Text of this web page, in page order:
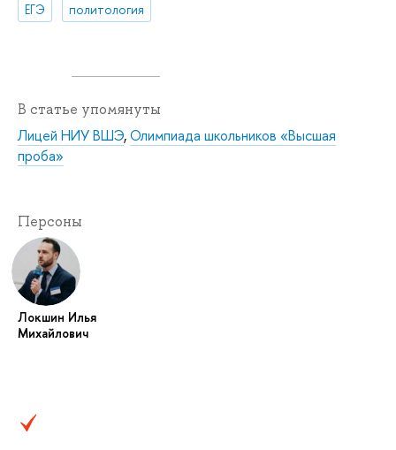
ЕГЭ политология
В статье упомянуты
Лицей НИУ ВШЭ,Олимпиада школьников «Высшая
проба»
Персоны
Локшин Илья
Михайлович